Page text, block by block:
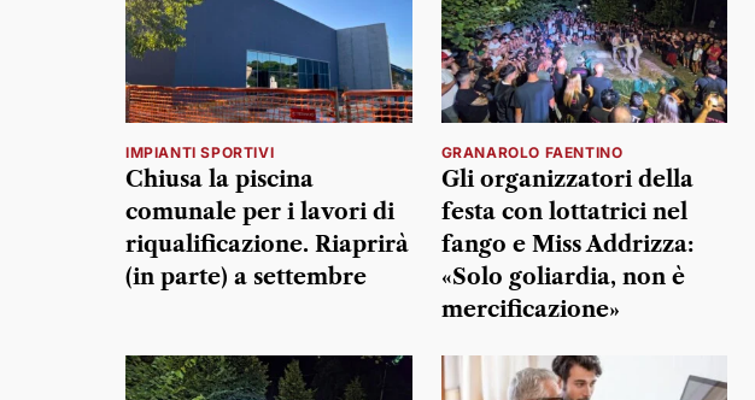
IMPIANTI SPORTIVI
Chiusa la piscina
comunale per i lavori di
riqualificazione. Riaprirà
(in parte) a settembre
GRANAROLO FAENTINO
Gli organizzatori della
festa con lottatrici nel
fango e Miss Addrizza:
«Solo goliardia, non è
mercificazione»